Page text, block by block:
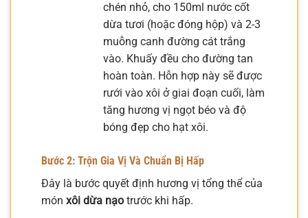
chén nhỏ, cho 150ml nước cốt
dừa tươi (hoặc đóng hộp) và 2-3
muỗng canh đường cát trắng
vào. Khuấy đều cho đường tan
hoàn toàn. Hỗn hợp này sẽ được
rưới vào xôi ở giai đoạn cuối, làm
tăng hương vị ngọt béo và độ
bóng đẹp cho hạt xôi.
Bước 2: Trộn Gia Vị Và Chuẩn Bị Hấp
Đây là bước quyết định hương vị tổng thể của
món xôi dừa nạo trước khi hấp.